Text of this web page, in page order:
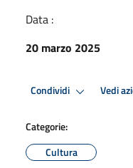
Data :
20 marzo 2025
Condividi Premi
Vedi
Categorie:
Cultura